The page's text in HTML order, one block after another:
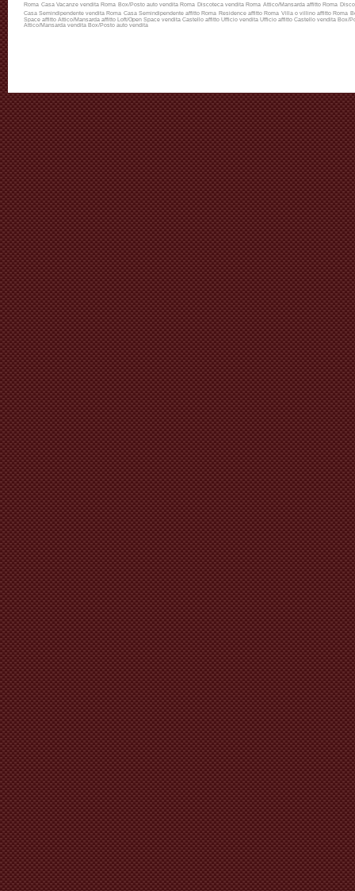
Roma Casa Vacanze vendita Roma Box/Posto auto vendita Roma Discoteca vendita Roma Attico/Mansarda affitto Roma
Casa Semindipendente vendita Roma Casa Semindipendente affitto Roma Residence affitto Roma Villa o villino affitto Roma
Space affitto Attico/Mansarda affitto Loft/Open Space vendita Castello affitto Ufficio vendita Ufficio affitto Castello vendita Box/
Attico/Mansarda vendita Box/Posto auto vendita